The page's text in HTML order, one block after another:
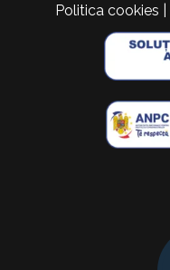
Politica cookies